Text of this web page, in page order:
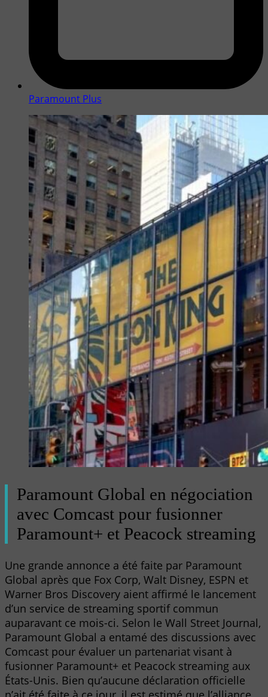
Paramount Plus
Paramount Global en négociation
avec Comcast pour fusionner
Paramount+ et Peacock streaming
Une grande annonce a été faite par Paramount
Global après que Fox Corp, Walt Disney, ESPN et
Warner Bros Discovery aient affirmé le lancement
d’un service de streaming sportif commun
auparavant ce mois-ci. Selon le Wall Street Journal,
Paramount Global a entamé des discussions avec
Comcast pour évaluer un partenariat visant à
fusionner Paramount+ et Peacock streaming aux
États-Unis. Bien qu’aucune déclaration officielle